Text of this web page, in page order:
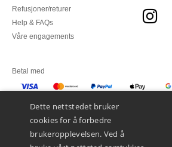
Refusjoner/returer
Help & FAQs
Våre engagements
Betal med
Dette nettstedet bruker
cookies for å forbedre
brukeropplevelsen. Ved å